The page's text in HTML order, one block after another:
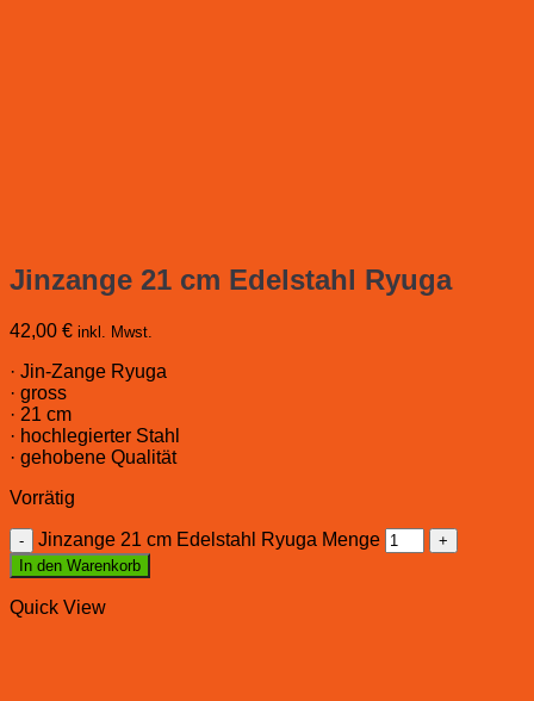
Jinzange 21 cm Edelstahl Ryuga
42,00 € inkl. Mwst.
· Jin-Zange Ryuga
· gross
· 21 cm
· hochlegierter Stahl
· gehobene Qualität
Vorrätig
Jinzange 21 cm Edelstahl Ryuga Menge
In den Warenkorb
Quick View